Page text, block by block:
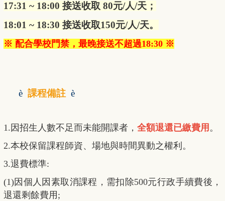
17:31 ~ 18:00 接送收取 80元/人/天；
18:01 ~ 18:30 接送收取150元/人/天。
※ 配合學校門禁，最晚接送不超過18:30 ※
è 課程備註 è
1.因招生人數不足而未能開課者， 全額退還已繳費用 。
2.本校保留課程師資、場地與時間異動之權利。
3.退費標準:
(1)因個人因素取消課程，需扣除500元行政手續費後，
退還剩餘費用;